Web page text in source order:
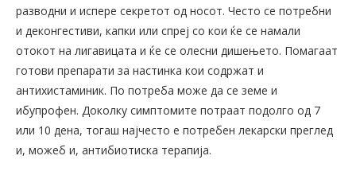
разводни и испере секретот од носот. Често се потребни
и деконгестиви, капки или спреј со кои ќе се намали
отокот на лигавицата и ќе се олесни дишењето. Помагаат
готови препарати за настинка кои содржат и
антихистаминик. По потреба може да се земе и
ибупрофен. Доколку симптомите потраат подолго од 7
или 10 дена, тогаш најчесто е потребен лекарски преглед
и, можеб и, антибиотиска терапија.